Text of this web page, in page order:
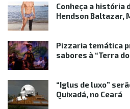
Conheça a história
Hendson Baltazar,
Pizzaria temática
sabores à “Terra
“Iglus de luxo”
Quixadá, no Ceará